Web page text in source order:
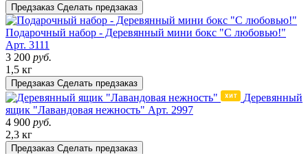
Предзаказ Сделать предзаказ
Подарочный набор - Деревянный мини бокс "С любовью!"
Арт. 3111
3 200 руб.
1,5 кг
Предзаказ Сделать предзаказ
Деревянный
ящик "Лавандовая нежность" Арт. 2997
4 900 руб.
2,3 кг
Предзаказ Сделать предзаказ